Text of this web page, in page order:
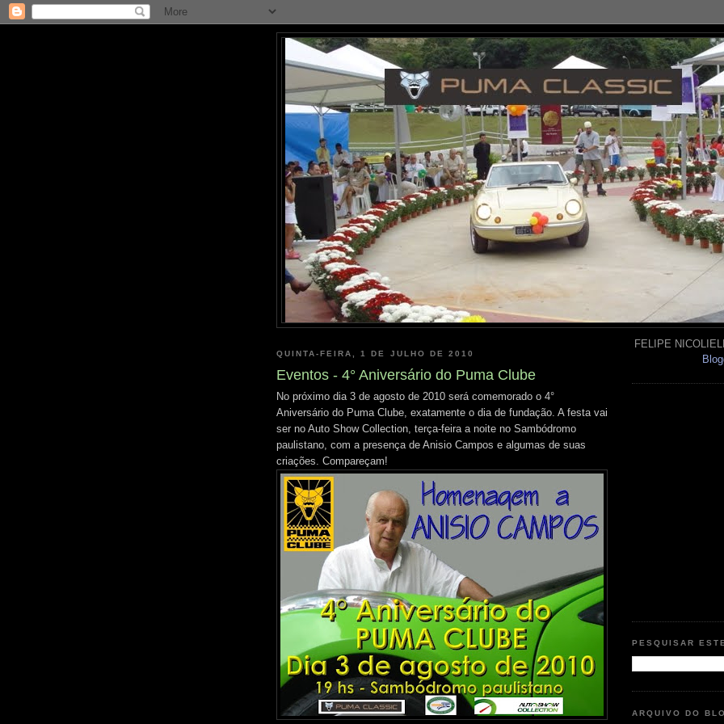
QUINTA-FEIRA, 1 DE JULHO DE 2010
Eventos - 4° Aniversário do Puma Clube
No próximo dia 3 de agosto de 2010 será comemorado o 4°
Aniversário do Puma Clube, exatamente o dia de fundação. A festa vai
ser no Auto Show Collection, terça-feira a noite no Sambódromo
paulistano, com a presença de Anisio Campos e algumas de suas
criações. Compareçam!
FELIPE
PESQUISAR
ARQUIVO DO